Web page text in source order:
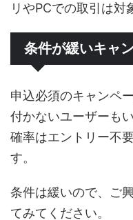
リやPCでの取引は対
条件が緩いキャ
申込必須のキャンペ
付かないユーザーも
確率はエントリー不
す。
条件は緩いので、ご
てみてください。